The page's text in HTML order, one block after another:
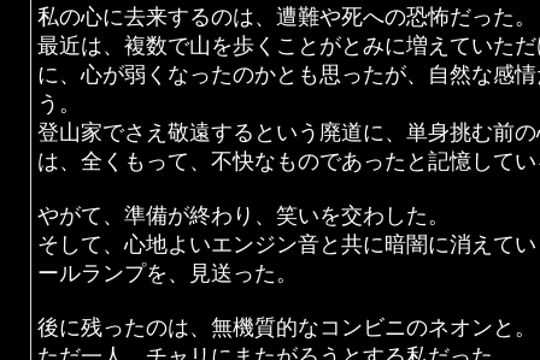
私の心に去来するのは、遭難や死への恐怖だった。
最近は、複数で山を歩くことがとみに増えていた
に、心が弱くなったのかとも思ったが、自然な感
う。
登山家でさえ敬遠するという廃道に、単身挑む前
は、全くもって、不快なものであったと記憶して
やがて、準備が終わり、笑いを交わした。
そして、心地よいエンジン音と共に暗闇に消えて
ールランプを、見送った。
後に残ったのは、無機質的なコンビニのネオンと。